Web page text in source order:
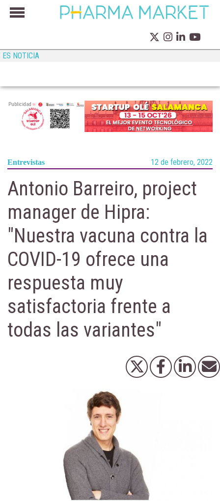
ES NOTICIA
Publicidad
Entrevistas 12 de febrero, 2022
Antonio Barreiro, project
manager de Hipra:
"Nuestra vacuna contra la
COVID-19 ofrece una
respuesta muy
satisfactoria frente a
todas las variantes"